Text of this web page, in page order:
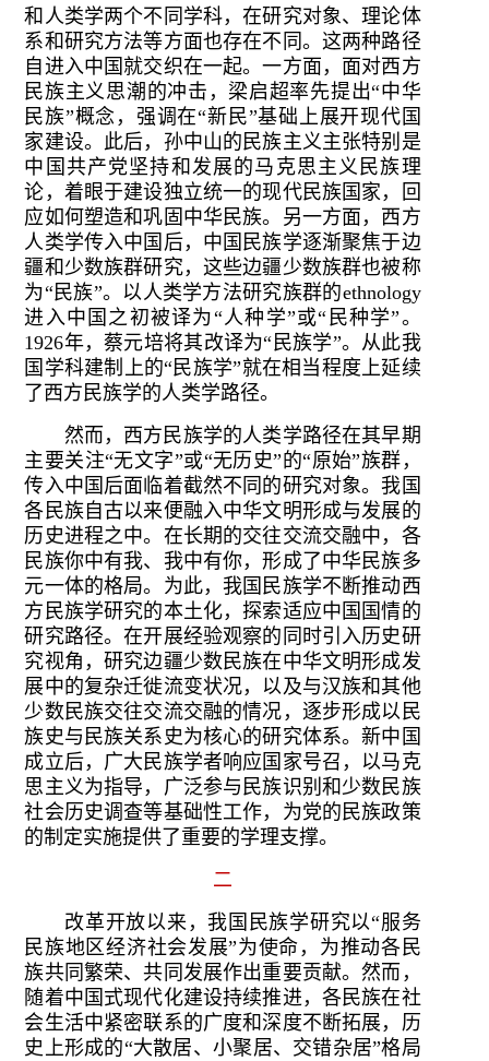
和人类学两个不同学科，在研究对象、理论体
系和研究方法等方面也存在不同。这两种路径
自进入中国就交织在一起。一方面，面对西方
民族主义思潮的冲击，梁启超率先提出“中华
民族”概念，强调在“新民”基础上展开现代国
家建设。此后，孙中山的民族主义主张特别是
中国共产党坚持和发展的马克思主义民族理
论，着眼于建设独立统一的现代民族国家，回
应如何塑造和巩固中华民族。另一方面，西方
人类学传入中国后，中国民族学逐渐聚焦于边
疆和少数族群研究，这些边疆少数族群也被称
为“民族”。以人类学方法研究族群的ethnology
进入中国之初被译为“人种学”或“民种学”。
1926年，蔡元培将其改译为“民族学”。从此我
国学科建制上的“民族学”就在相当程度上延续
了西方民族学的人类学路径。
然而，西方民族学的人类学路径在其早期
主要关注“无文字”或“无历史”的“原始”族群，
传入中国后面临着截然不同的研究对象。我国
各民族自古以来便融入中华文明形成与发展的
历史进程之中。在长期的交往交流交融中，各
民族你中有我、我中有你，形成了中华民族多
元一体的格局。为此，我国民族学不断推动西
方民族学研究的本土化，探索适应中国国情的
研究路径。在开展经验观察的同时引入历史研
究视角，研究边疆少数民族在中华文明形成发
展中的复杂迁徙流变状况，以及与汉族和其他
少数民族交往交流交融的情况，逐步形成以民
族史与民族关系史为核心的研究体系。新中国
成立后，广大民族学者响应国家号召，以马克
思主义为指导，广泛参与民族识别和少数民族
社会历史调查等基础性工作，为党的民族政策
的制定实施提供了重要的学理支撑。
二
改革开放以来，我国民族学研究以“服务
民族地区经济社会发展”为使命，为推动各民
族共同繁荣、共同发展作出重要贡献。然而，
随着中国式现代化建设持续推进，各民族在社
会生活中紧密联系的广度和深度不断拓展，历
史上形成的“大散居、小聚居、交错杂居”格局